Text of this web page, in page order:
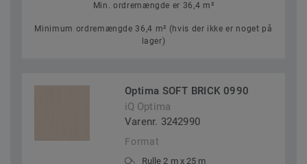
Min. ordremængde er 36,4 m²
Minimum ordremængde 36,4 m² (hvis der ikke er noget på
lager)
Optima SOFT BRICK 0990
iQ Optima
Varenr. 3242990
Format
Rulle 2 m x 25 m